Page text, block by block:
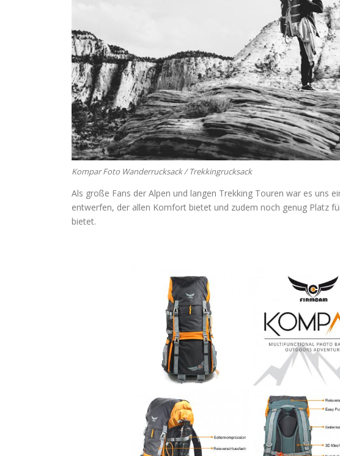
Kompar Foto Wanderrucksack / Trekkingrucksack
Als große Fans der Alpen und langen Trekking Touren war es uns
entwerfen, der allen Komfort bietet und zudem noch genug Platz
bietet.